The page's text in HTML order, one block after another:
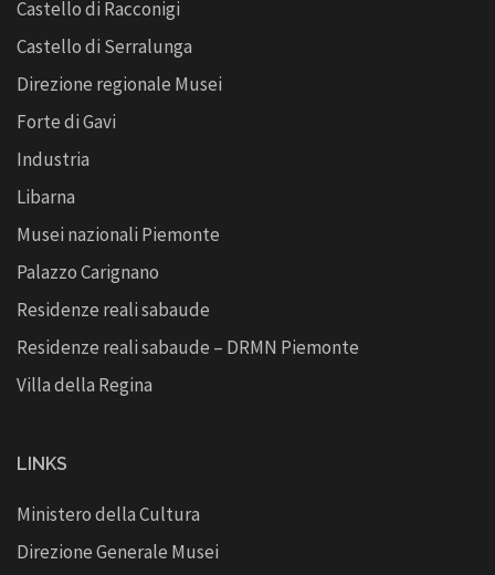
Castello di Racconigi
Castello di Serralunga
Direzione regionale Musei
Forte di Gavi
Industria
Libarna
Musei nazionali Piemonte
Palazzo Carignano
Residenze reali sabaude
Residenze reali sabaude – DRMN Piemonte
Villa della Regina
LINKS
Ministero della Cultura
Direzione Generale Musei